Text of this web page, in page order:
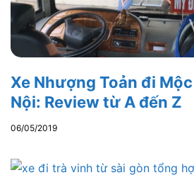
Xe Nhượng Toản đi
Nội: Review từ A đến Z
06/05/2019